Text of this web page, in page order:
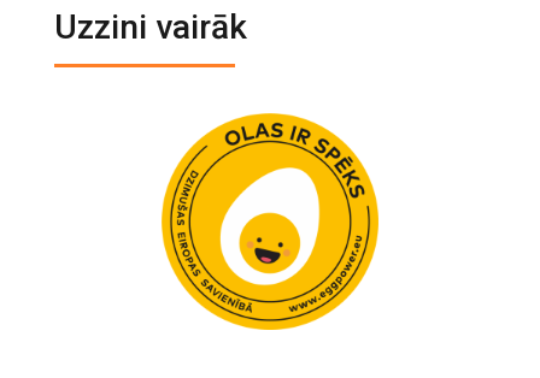
Uzzini vairāk